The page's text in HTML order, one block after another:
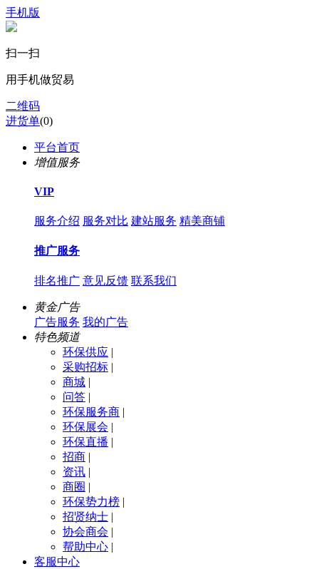
手机版
扫一扫
用手机做贸易
二维码
进货单(0)
平台首页
增值服务
VIP
服务介绍 服务对比 建站服务 精美商铺
推广服务
排名推广 意见反馈 联系我们
黄金广告
广告服务 我的广告
特色频道
环保供应 |
采购招标 |
商城 |
问答 |
环保服务商 |
环保展会 |
环保直播 |
招商 |
资讯 |
商圈 |
环保势力榜 |
招贤纳士 |
协会商会 |
帮助中心 |
客服中心